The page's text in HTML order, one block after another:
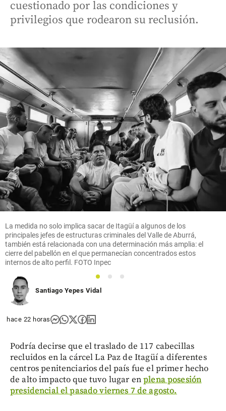
cuestionado por las condiciones y
privilegios que rodearon su reclusión.
La medida no solo implica sacar de Itagüí a algunos de los
principales jefes de estructuras criminales del Valle de Aburrá,
también está relacionada con una determinación más amplia: el
cierre del pabellón en el que permanecían concentrados estos
internos de alto perfil. FOTO Inpec
1 2
3
Santiago Yepes Vidal
hace 22 horas
Podría decirse que el traslado de 117 cabecillas
recluidos en la cárcel La Paz de Itagüí a diferentes
centros penitenciarios del país fue el primer hecho
de alto impacto que tuvo lugar enplena posesión
presidencial el pasado viernes 7 de agosto.